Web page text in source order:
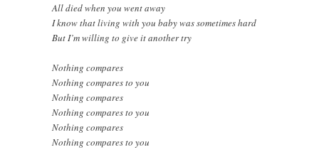
All died when you went away
I know that living with you baby was sometimes hard
But I’m willing to give it another try
Nothing compares
Nothing compares to you
Nothing compares
Nothing compares to you
Nothing compares
Nothing compares to you